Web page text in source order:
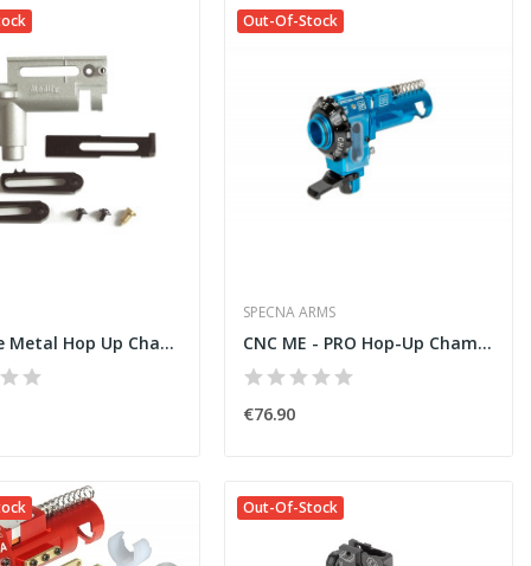
Accurate Metal Hop Up Chamber for AK/AKS Series...
Out-Of-Stock
SPECNA ARMS
CNC ME - PRO Hop-Up Chamber for M4/M16 by Maxx...
€76.90
Out-Of-Stock